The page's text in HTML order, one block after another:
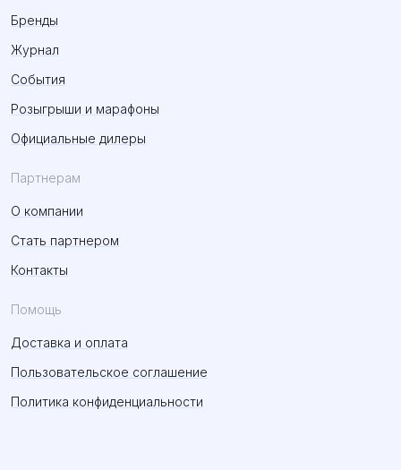
Бренды
Журнал
События
Розыгрыши и марафоны
Официальные дилеры
Партнерам
О компании
Стать партнером
Контакты
Помощь
Доставка и оплата
Пользовательское соглашение
Политика конфиденциальности